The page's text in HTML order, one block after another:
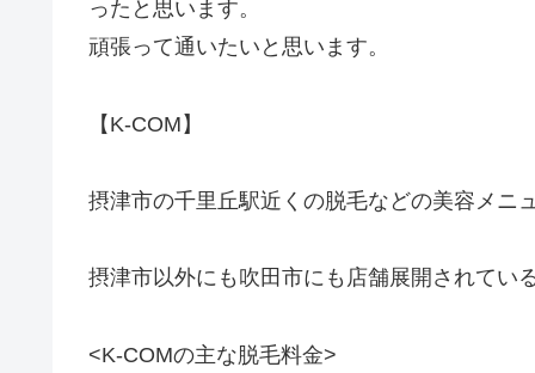
ったと思います。
頑張って通いたいと思います。
【K-COM】
摂津市の千里丘駅近くの脱毛などの美容メニ
摂津市以外にも吹田市にも店舗展開されてい
<K-COMの主な脱毛料金>